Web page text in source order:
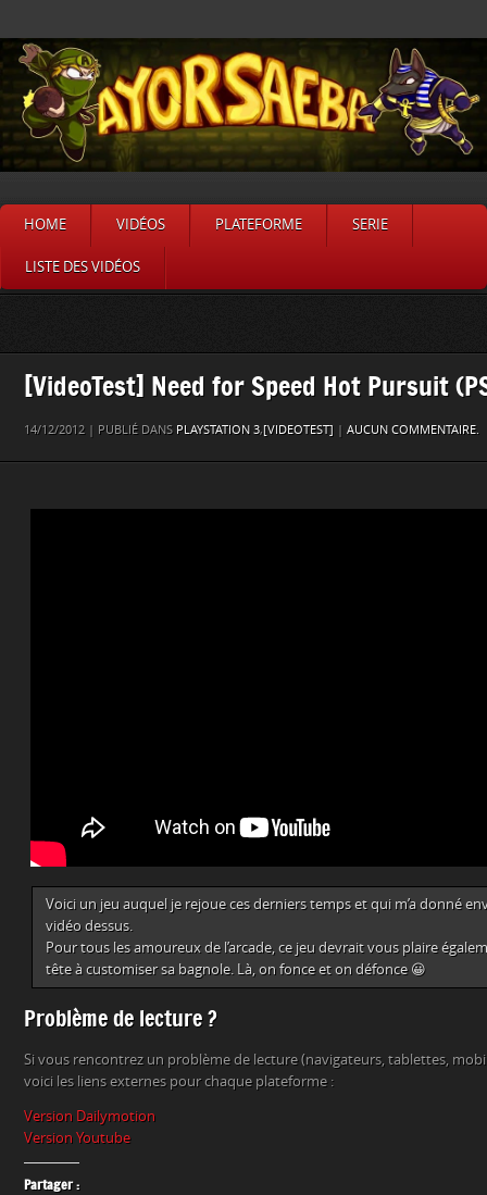
HOME VIDÉOS PLATEFORME SERIE
LISTE DES VIDÉOS
[VideoTest] Need for Speed Hot Pursuit
14/12/2012 | PUBLIÉ DANS PLAYSTATION 3,[VIDEOTEST] AUCUN COMMENTAIRE.
Voici un jeu auquel je rejoue ces derniers temps et qui m’a donné
vidéo dessus.
Pour tous les amoureux de l’arcade, ce jeu devrait vous plaire
tête à customiser sa bagnole. Là, on fonce et on défonce 😀
Problème de lecture ?
Si vous rencontrez un problème de lecture (navigateurs, tablettes,
voici les liens externes pour chaque plateforme :
Version Dailymotion
Version Youtube
Partager :